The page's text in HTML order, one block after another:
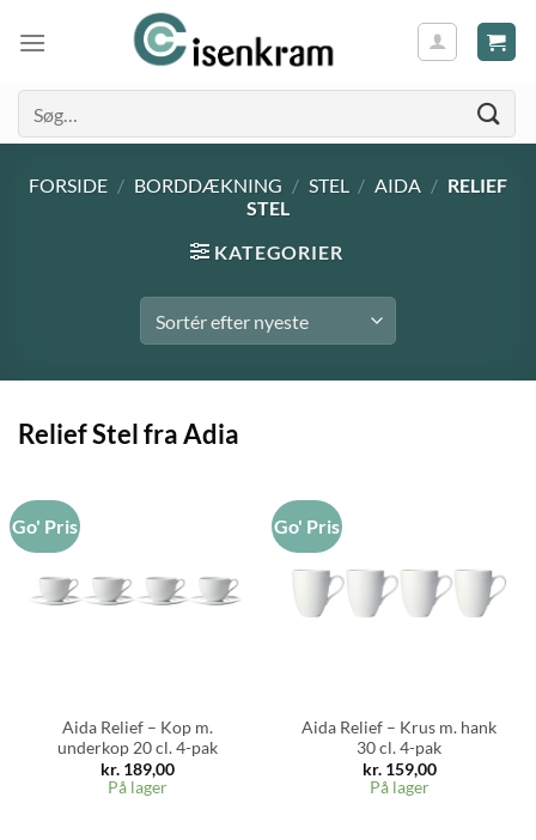
efter:
FORSIDE / BORDDÆKNING / STEL / AIDA / RELIEF
STEL
KATEGORIER
Relief Stel fra Adia
Go' Pris
Aida Relief – Kop m.
underkop 20 cl. 4-pak
kr.189,00
På lager
Go' Pris
Aida Relief – Krus m. hank
30 cl. 4-pak
kr.159,00
På lager